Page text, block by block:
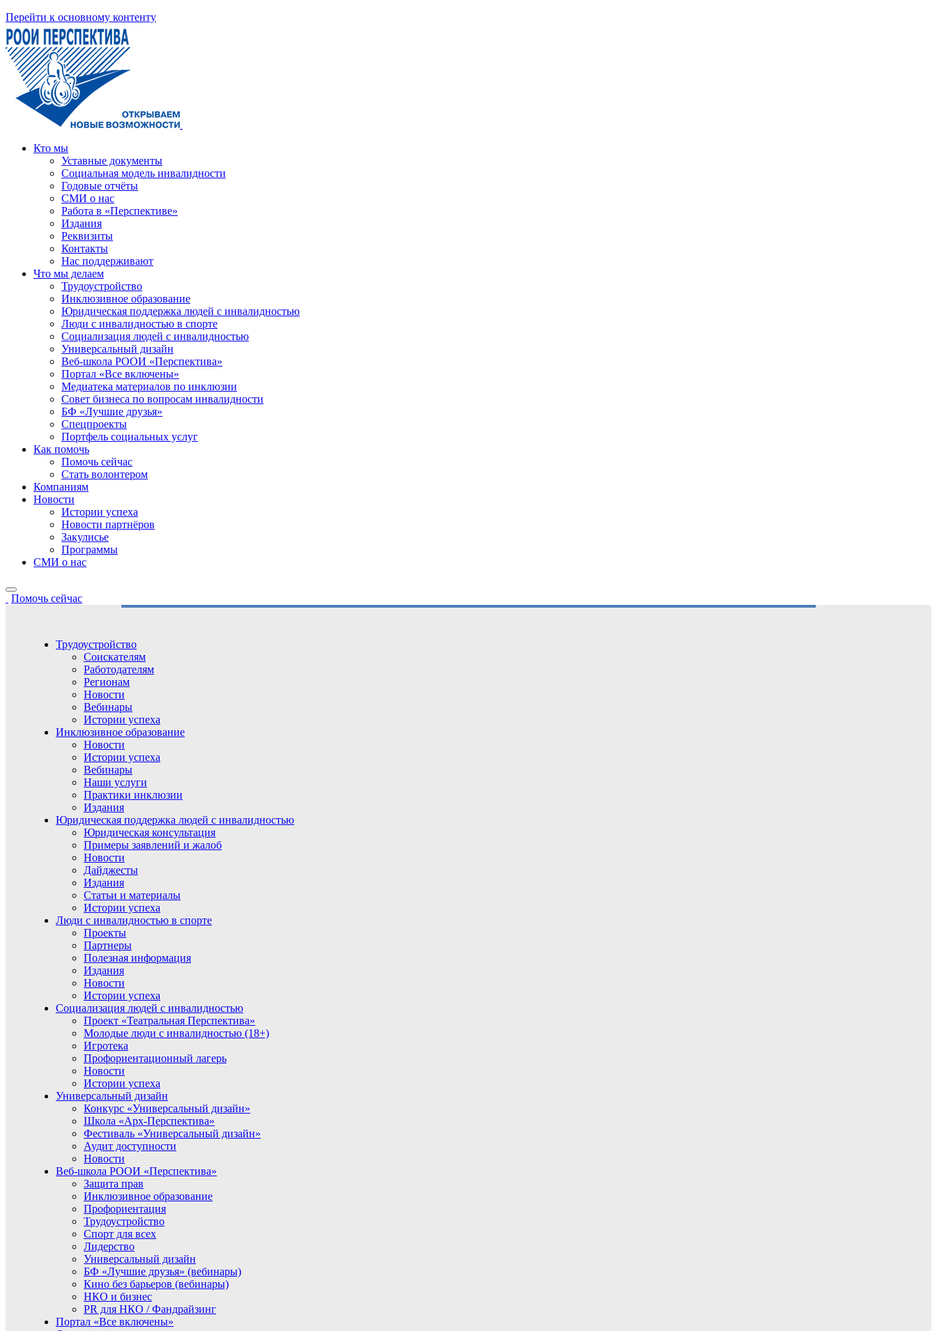
Перейти к основному контенту
Кто мы
Уставные документы
Социальная модель инвалидности
Годовые отчёты
СМИ о нас
Работа в «Перспективе»
Издания
Реквизиты
Контакты
Нас поддерживают
Что мы делаем
Трудоустройство
Инклюзивное образование
Юридическая поддержка людей с инвалидностью
Люди с инвалидностью в спорте
Социализация людей с инвалидностью
Универсальный дизайн
Веб-школа РООИ «Перспектива»
Портал «Все включены»
Медиатека материалов по инклюзии
Совет бизнеса по вопросам инвалидности
БФ «Лучшие друзья»
Спецпроекты
Портфель социальных услуг
Как помочь
Помочь сейчас
Стать волонтером
Компаниям
Новости
Истории успеха
Новости партнёров
Закулисье
Программы
СМИ о нас
Помочь сейчас
Трудоустройство
Соискателям
Работодателям
Регионам
Новости
Вебинары
Истории успеха
Инклюзивное образование
Новости
Истории успеха
Вебинары
Наши услуги
Практики инклюзии
Издания
Юридическая поддержка людей с инвалидностью
Юридическая консультация
Примеры заявлений и жалоб
Новости
Дайджесты
Издания
Статьи и материалы
Истории успеха
Люди с инвалидностью в спорте
Проекты
Партнеры
Полезная информация
Издания
Новости
Истории успеха
Социализация людей с инвалидностью
Проект «Театральная Перспектива»
Молодые люди с инвалидностью (18+)
Игротека
Профориентационный лагерь
Новости
Истории успеха
Универсальный дизайн
Конкурс «Универсальный дизайн»
Школа «Арх-Перспектива»
Фестиваль «Универсальный дизайн»
Аудит доступности
Новости
Веб-школа РООИ «Перспектива»
Защита прав
Инклюзивное образование
Профориентация
Трудоустройство
Спорт для всех
Лидерство
Универсальный дизайн
БФ «Лучшие друзья» (вебинары)
Кино без барьеров (вебинары)
НКО и бизнес
PR для НКО / Фандрайзинг
Портал «Все включены»